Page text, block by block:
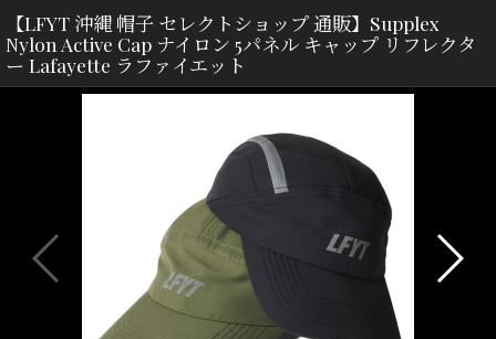
【LFYT 沖縄 帽子 セレクトショップ 通販】Supplex
Nylon Active Cap ナイロン 5パネル キャップ リフレクタ
ー Lafayette ラファイエット